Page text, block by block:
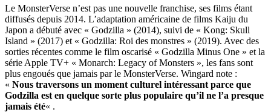
Le MonsterVerse n’est pas une nouvelle franchise, ses films étant
diffusés depuis 2014. L’adaptation américaine de films Kaiju du
Japon a débuté avec « Godzilla » (2014), suivi de « Kong: Skull
Island » (2017) et « Godzilla: Roi des monstres » (2019). Avec des
sorties récentes comme le film oscarisé « Godzilla Minus One » et la
série Apple TV+ « Monarch: Legacy of Monsters », les fans sont
plus engoués que jamais par le MonsterVerse. Wingard note :
« Nous traversons un moment culturel intéressant parce que
Godzilla est en quelque sorte plus populaire qu’il ne l’a presque
jamais été« .